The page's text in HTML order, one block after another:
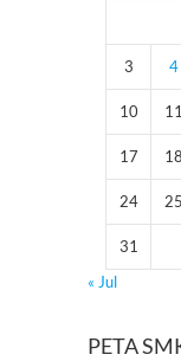
3 4
10 11
17 18
24 25
31
« Jul
PETA